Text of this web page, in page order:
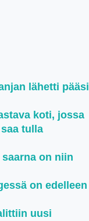
lähetti pääsi
koti, jossa
tulla
on niin
on edelleen
uusi